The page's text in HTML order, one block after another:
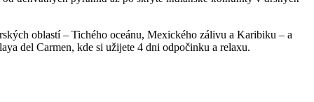
oblastí – Tichého oceánu, Mexického zálivu a Karibiku – a
del Carmen, kde si užijete 4 dni odpočinku a relaxu.